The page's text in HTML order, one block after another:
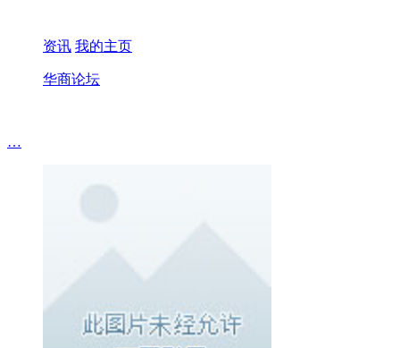
资讯 我的主页
华商论坛
…